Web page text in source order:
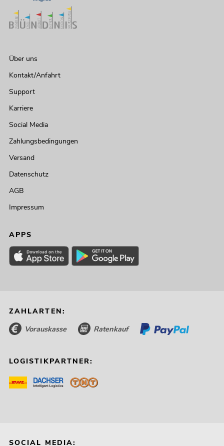
Über uns
Kontakt/Anfahrt
Support
Karriere
Social Media
Zahlungsbedingungen
Versand
Datenschutz
AGB
Impressum
APPS
ZAHLARTEN:
Vorauskasse Ratenkauf
LOGISTIKPARTNER:
SOCIAL MEDIA: